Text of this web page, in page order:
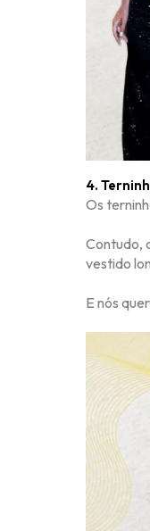
4.
Os
Contudo,
vestido
E nós